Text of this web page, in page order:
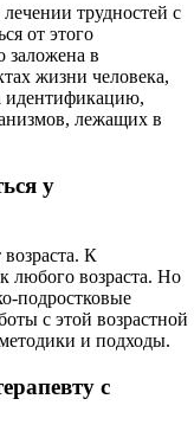
трудностей с
от этого
заложена в
жизни человека,
идентификацию,
лежащих в
у
К
любого возраста. Но
подростковые
с этой возрастной
и подходы.
с